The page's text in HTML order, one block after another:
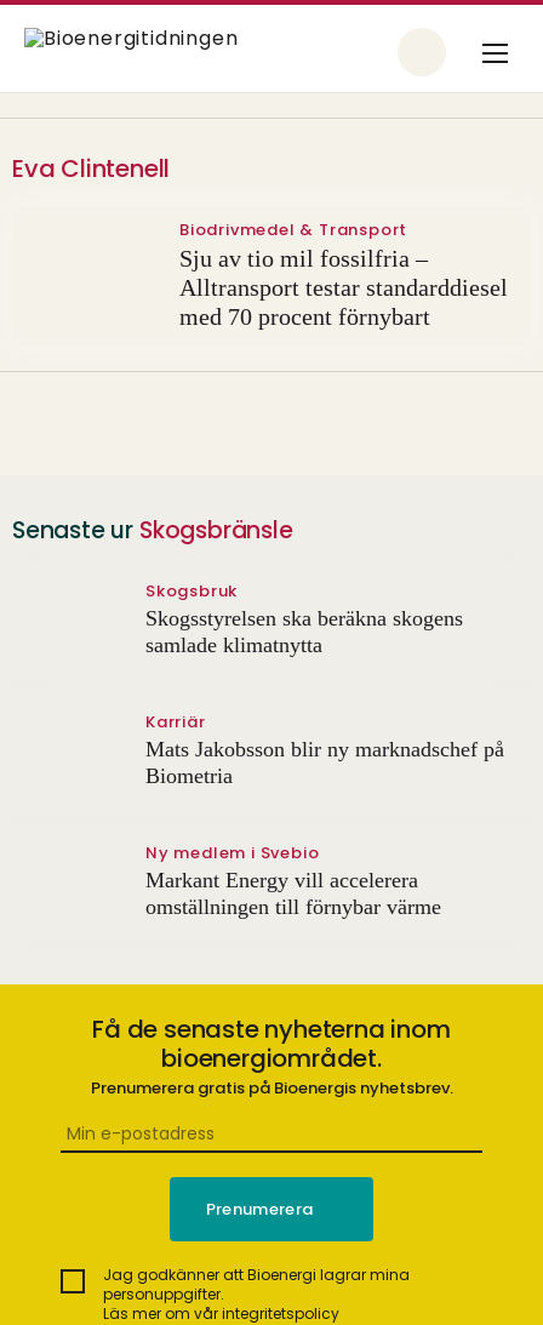
Eva Clintenell
Biodrivmedel & Transport
Sju av tio mil fossilfria –
Alltransport testar standarddiesel
med 70 procent förnybart
Senaste ur Skogsbränsle
Skogsbruk
Skogsstyrelsen ska beräkna skogens
samlade klimatnytta
Karriär
Mats Jakobsson blir ny marknadschef på
Biometria
Ny medlem i Svebio
Markant Energy vill accelerera
omställningen till förnybar värme
Få de senaste nyheterna inom
bioenergiområdet.
Prenumerera gratis på Bioenergis nyhetsbrev.
Jag godkänner att Bioenergi lagrar mina
personuppgifter.
Läs mer om vår integritetspolicy